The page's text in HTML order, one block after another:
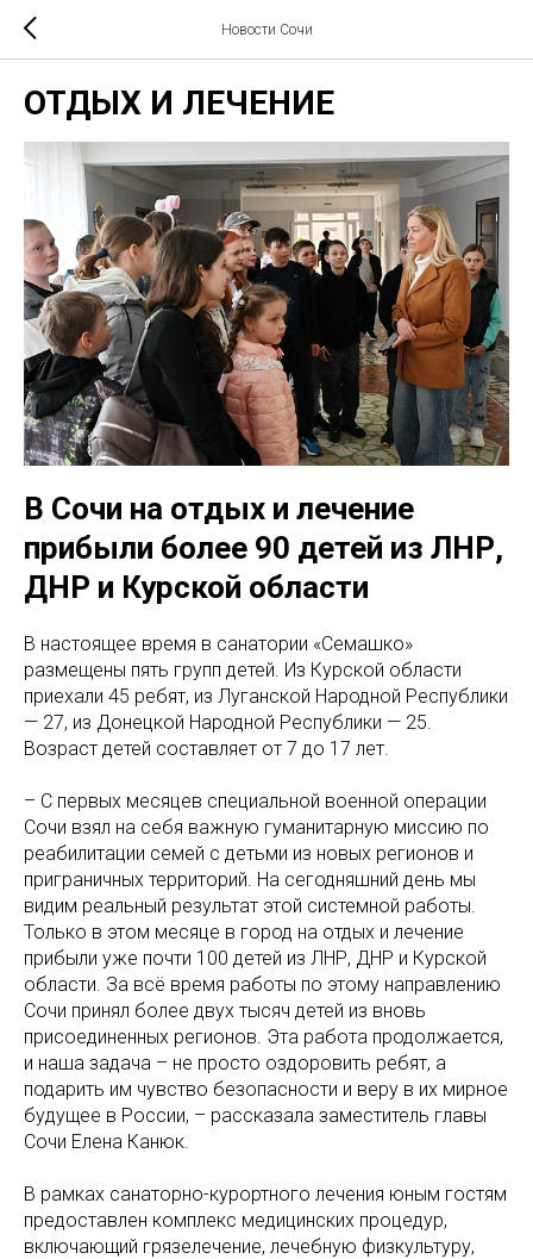
Новости Сочи
ОТДЫХ И ЛЕЧЕНИЕ
В Сочи на отдых и лечение
прибыли более 90 детей из ЛНР,
ДНР и Курской области
В настоящее время в санатории «Семашко»
размещены пять групп детей. Из Курской области
приехали 45 ребят, из Луганской Народной Республики
— 27, из Донецкой Народной Республики — 25.
Возраст детей составляет от 7 до 17 лет.
– С первых месяцев специальной военной операции
Сочи взял на себя важную гуманитарную миссию по
реабилитации семей с детьми из новых регионов и
приграничных территорий. На сегодняшний день мы
видим реальный результат этой системной работы.
Только в этом месяце в город на отдых и лечение
прибыли уже почти 100 детей из ЛНР, ДНР и Курской
области. За всё время работы по этому направлению
Сочи принял более двух тысяч детей из вновь
присоединенных регионов. Эта работа продолжается,
и наша задача – не просто оздоровить ребят, а
подарить им чувство безопасности и веру в их мирное
будущее в России, – рассказала заместитель главы
Сочи Елена Канюк.
В рамках санаторно-курортного лечения юным гостям
предоставлен комплекс медицинских процедур,
включающий грязелечение, лечебную физкультуру,